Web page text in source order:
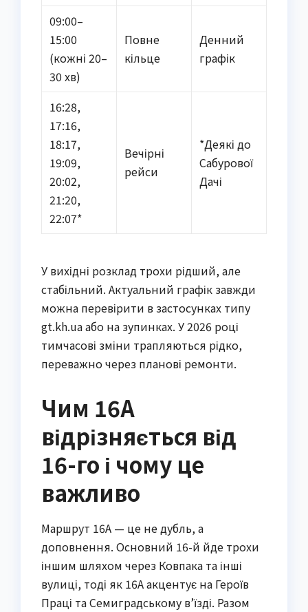
09:00–
15:00
(кожні 20–
30 хв)
Повне
кільце
Денний
графік
16:28,
17:16,
18:17,
19:09,
20:02,
21:20,
22:07*
Вечірні
рейси
*Деякі до
Сабурової
Дачі
У вихідні розклад трохи рідший, але
стабільний. Актуальний графік завжди
можна перевірити в застосунках типу
gt.kh.ua або на зупинках. У 2026 році
тимчасові зміни трапляються рідко,
переважно через планові ремонти.
Чим 16А
відрізняється від
16-го і чому це
важливо
Маршрут 16А — це не дубль, а
доповнення. Основний 16-й йде трохи
іншим шляхом через Ковпака та інші
вулиці, тоді як 16А акцентує на Героїв
Праці та Семиградському в’їзді. Разом